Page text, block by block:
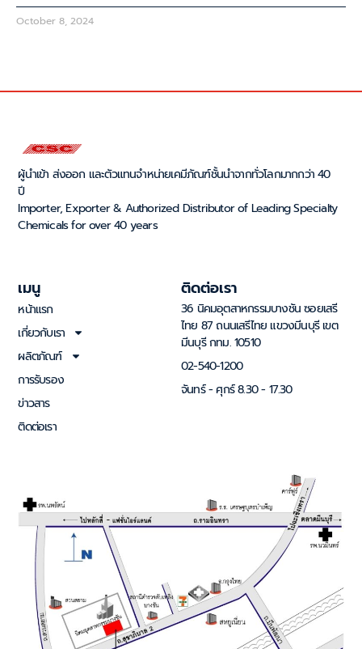
October 8, 2024
ผู้นำเข้า ส่งออก และตัวแทนจำหน่ายเคมีภัณฑ์ชั้นนำจากทั่วโลกมากกว่า 40
ปี
Importer, Exporter & Authorized Distributor of Leading Specialty
Chemicals for over 40 years
เมนู
หน้าแรก
เกี่ยวกับเรา
ผลิตภัณฑ์
การรับรอง
ข่าวสาร
ติดต่อเรา
ติดต่อเรา
36 นิคมอุตสาหกรรมบางชัน ซอยเสรี
ไทย 87 ถนนเสรีไทย แขวงมีนบุรี เขต
มีนบุรี กทม. 10510
02-540-1200
จันทร์ - ศุกร์ 8.30 - 17.30